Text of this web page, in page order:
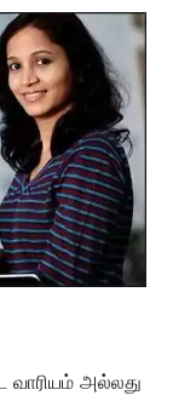
வாரியம் அல்லது